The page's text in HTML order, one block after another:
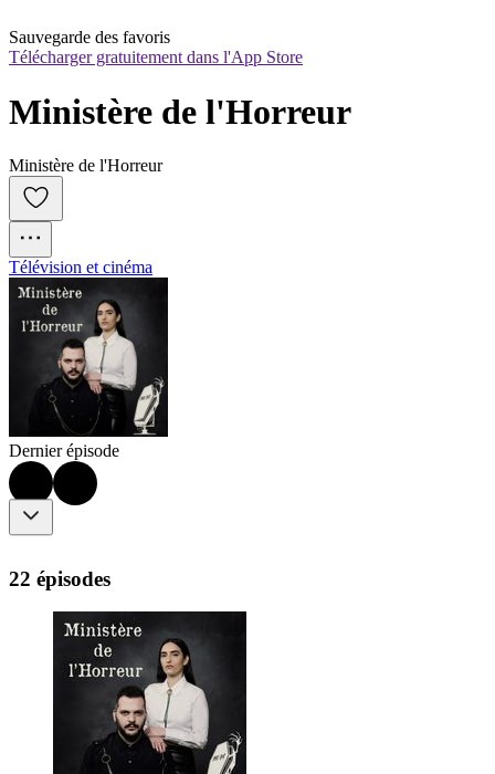
Sauvegarde des favoris
Télécharger gratuitement dans l'App Store
Ministère de l'Horreur
Ministère de l'Horreur
Télévision et cinéma
Dernier épisode
22 épisodes